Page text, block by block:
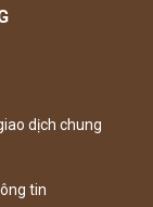
dịch chung
tin